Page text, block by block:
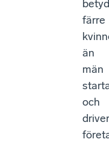
färre
än
män
och
driver